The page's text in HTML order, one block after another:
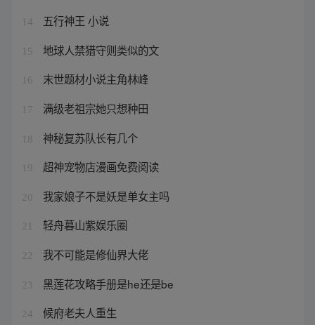
14 五行神王 小说
15 地球人禁猎守则类似的文
16 末世题材小说主角林峰
17 满级老祖宗她只想种田
18 神秘复苏队长有几个
19 超神宠物店漫画免费阅读
20 我家娘子不是妖是单女主吗
21 轻舟暮山紫娱乐圈
22 我不可能是修仙界大佬
23 黑莲花攻略手册是he还是be
24 候府老夫人重生